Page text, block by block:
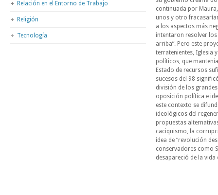
continuada por
unos y otro
a los aspectos más
intentaron resolver los
arriba”. Pero este
terratenientes, Iglesia
políticos, que
Estado de recursos
sucesos del 98
división de los
oposición política e
este contexto se
ideológicos del
propuestas
caciquismo, la
idea de “revolución
conservadores como
desapareció de la vida
Relación en el Entorno de Trabajo
Religión
Tecnología